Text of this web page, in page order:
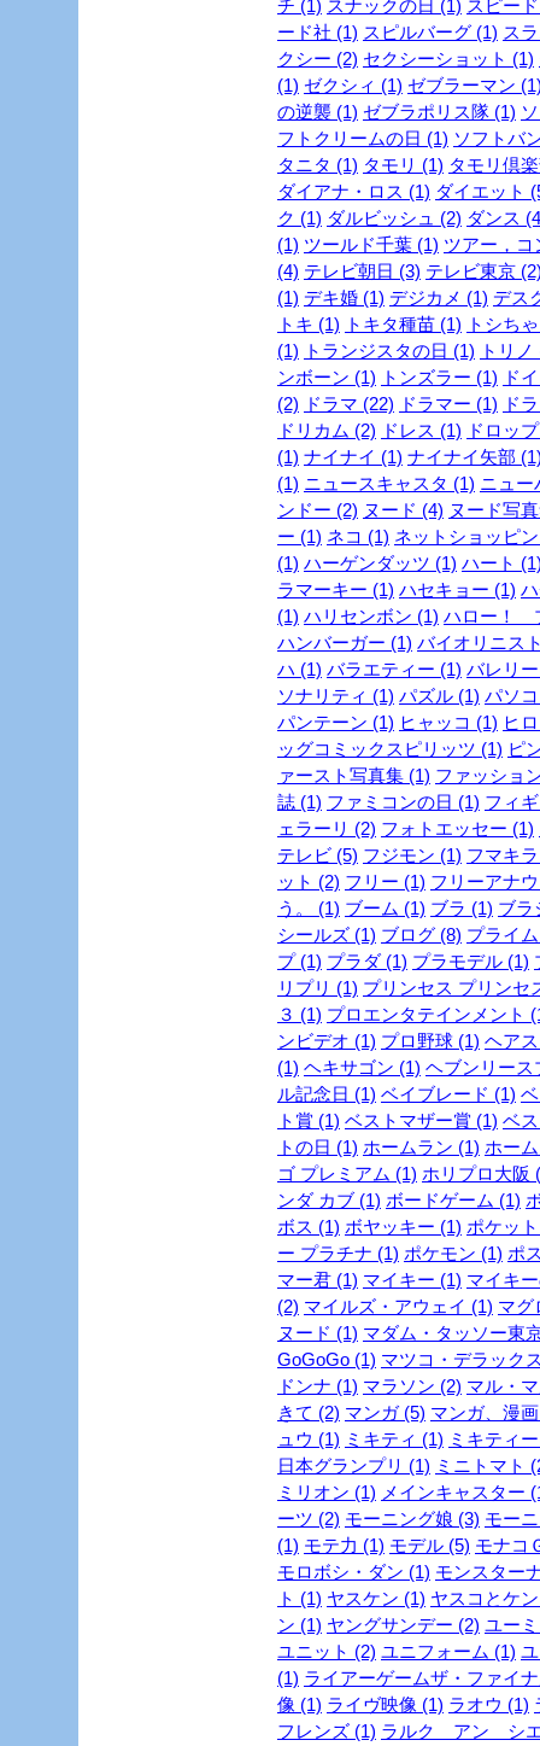
チ (1) スナックの日 (1) スピー
ード社 (1) スピルバーグ (1) ス
クシー (2) セクシーショット (1)
(1) ゼクシィ (1) ゼブラーマン
の逆襲 (1) ゼブラポリス隊 (1)
フトクリームの日 (1) ソフトバ
タニタ (1) タモリ (1) タモリ倶
ダイアナ・ロス (1) ダイエット
ク (1) ダルビッシュ (2) ダンス
(1) ツールド千葉 (1) ツアー，コ
(4) テレビ朝日 (3) テレビ東京
(1) デキ婚 (1) デジカメ (1) デス
トキ (1) トキタ種苗 (1) トシち
(1) トランジスタの日 (1) トリノ
ンボーン (1) トンズラー (1) ド
(2) ドラマ (22) ドラマー (1) ド
ドリカム (2) ドレス (1) ドロッ
(1) ナイナイ (1) ナイナイ矢部
(1) ニュースキャスタ (1) ニュー
ンドー (2) ヌード (4) ヌード写
ー (1) ネコ (1) ネットショッピ
(1) ハーゲンダッツ (1) ハート
ラマーキー (1) ハセキョー (1)
(1) ハリセンボン (1) ハロー！
ハンバーガー (1) バイオリニス
ハ (1) バラエティー (1) バレリ
ソナリティ (1) パズル (1) パソ
パンテーン (1) ヒャッコ (1) ヒ
ッグコミックスピリッツ (1) ピ
ァースト写真集 (1) ファッショ
誌 (1) ファミコンの日 (1) フィ
ェラーリ (2) フォトエッセー (1)
テレビ (5) フジモン (1) フマキ
ット (2) フリー (1) フリーアナ
う。 (1) ブーム (1) ブラ (1) ブラ
シールズ (1) ブログ (8) プライ
プ (1) プラダ (1) プラモデル (1)
リプリ (1) プリンセス プリンセ
３ (1) プロエンタテインメント
ンビデオ (1) プロ野球 (1) ヘア
(1) ヘキサゴン (1) ヘブンリース
ル記念日 (1) ベイブレード (1)
ト賞 (1) ベストマザー賞 (1) ベ
トの日 (1) ホームラン (1) ホー
ゴ プレミアム (1) ホリプロ大阪
ンダ カブ (1) ボードゲーム (1)
ボス (1) ボヤッキー (1) ポケッ
ー プラチナ (1) ポケモン (1) ポ
マー君 (1) マイキー (1) マイキ
(2) マイルズ・アウェイ (1) マグ
ヌード (1) マダム・タッソー東
GoGoGo (1) マツコ・デラック
ドンナ (1) マラソン (2) マル・
きて (2) マンガ (5) マンガ、漫
ュウ (1) ミキティ (1) ミキティ
日本グランプリ (1) ミニトマト
ミリオン (1) メインキャスター
ーツ (2) モーニング娘 (3) モー
(1) モテ力 (1) モデル (5) モナコ
モロボシ・ダン (1) モンスター
ト (1) ヤスケン (1) ヤスコとケ
ン (1) ヤングサンデー (2) ユー
ユニット (2) ユニフォーム (1)
(1) ライアーゲームザ・ファイ
像 (1) ライヴ映像 (1) ラオウ (1)
フレンズ (1) ラルク アン シ